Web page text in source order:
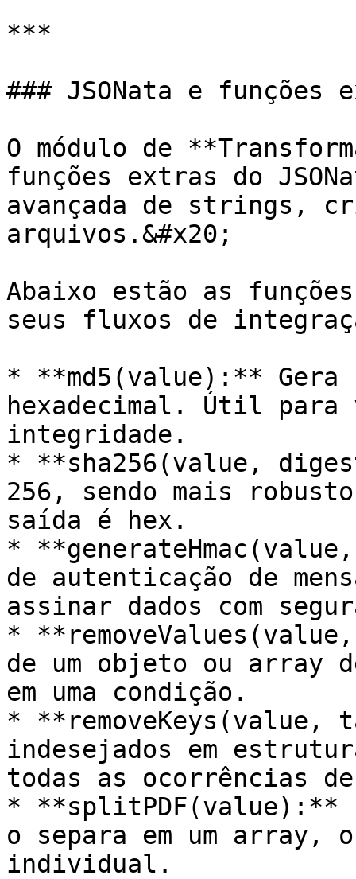
***
### JSONata e funções
O módulo de
funções extras do
avançada de strings,
arquivos.&#x20;
Abaixo estão as
seus fluxos de
* **md5(value):** Gera
hexadecimal. Útil
integridade.
* **sha256(value,
256, sendo mais
saída é hex.
*
de autenticação de
assinar dados com
*
de um objeto ou array
em uma condição.
* **removeKeys(value,
indesejados em
todas as ocorrências
* **splitPDF(value):**
o separa em um array,
individual.